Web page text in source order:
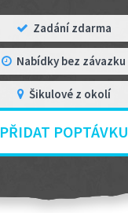
Zadání zdarma
Nabídky bez závazku
Šikulové z okolí
PŘIDAT POPTÁVKU